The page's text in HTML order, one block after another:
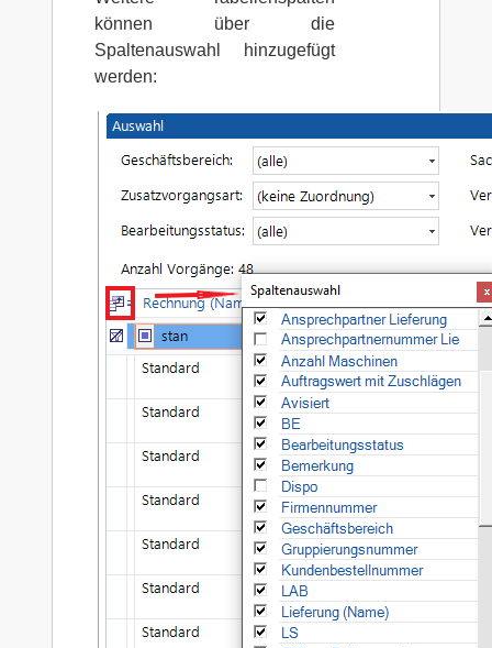
können über die
Spaltenauswahl hinzugefügt
werden: